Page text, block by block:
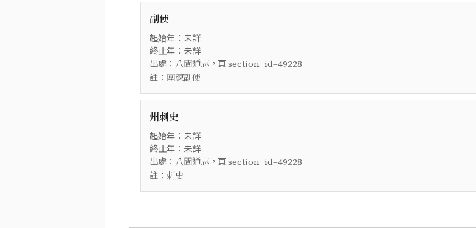
副使
起始年：未詳
終止年：未詳
出處： 八閩通志 ，頁 section_id=49228
註： 團練副使
州刺史
起始年：未詳
終止年：未詳
出處： 八閩通志 ，頁 section_id=49228
註： 刺史